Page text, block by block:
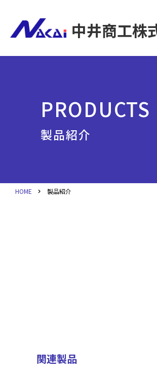
中井商工株
PRODUCTS
製品紹介
HOME 製品紹介
関連製品